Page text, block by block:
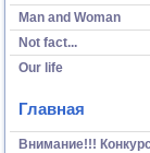
Man and Woman
Not fact...
Our life
Главная
Внимание!!!